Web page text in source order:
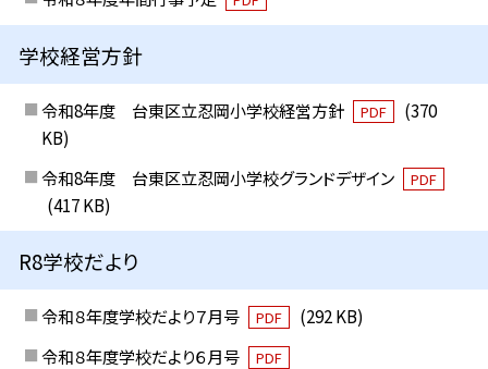
学校経営方針
令和8年度 台東区立忍岡小学校経営方針 PDF
(370
KB)
令和8年度 台東区立忍岡小学校グランドデザイン
PDF
(417 KB)
R8学校だより
令和８年度学校だより７月号 PDF
(292 KB)
令和８年度学校だより６月号
PDF